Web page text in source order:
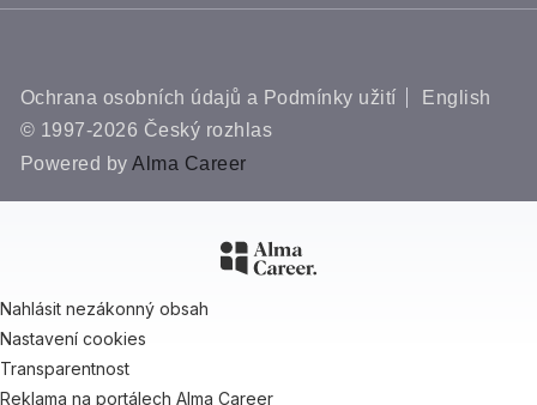
Ochrana osobních údajů a Podmínky užití
English
© 1997-2026 Český rozhlas
Powered byAlma Career
Nahlásit nezákonný obsah
Nastavení cookies
Transparentnost
Reklama na portálech Alma Career